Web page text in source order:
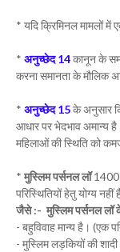
* यदि क्रिमिनल मामलों में
* अनुच्छेद 14कानून के
करना समानता के मौलिक
* अनुच्छेद 15के अनुसार
आधार पर भेदभाव अमान्य
महिलाओं की स्थिति को
* मुस्लिम पर्सनल लॉ1400
परिस्थितियों हेतु योग्य नहीं
जैसे :- मुस्लिम पर्सनल लॉ
- बहुविवाह मान्य है। (एक
- मुस्लिम लड़कियों की शादी